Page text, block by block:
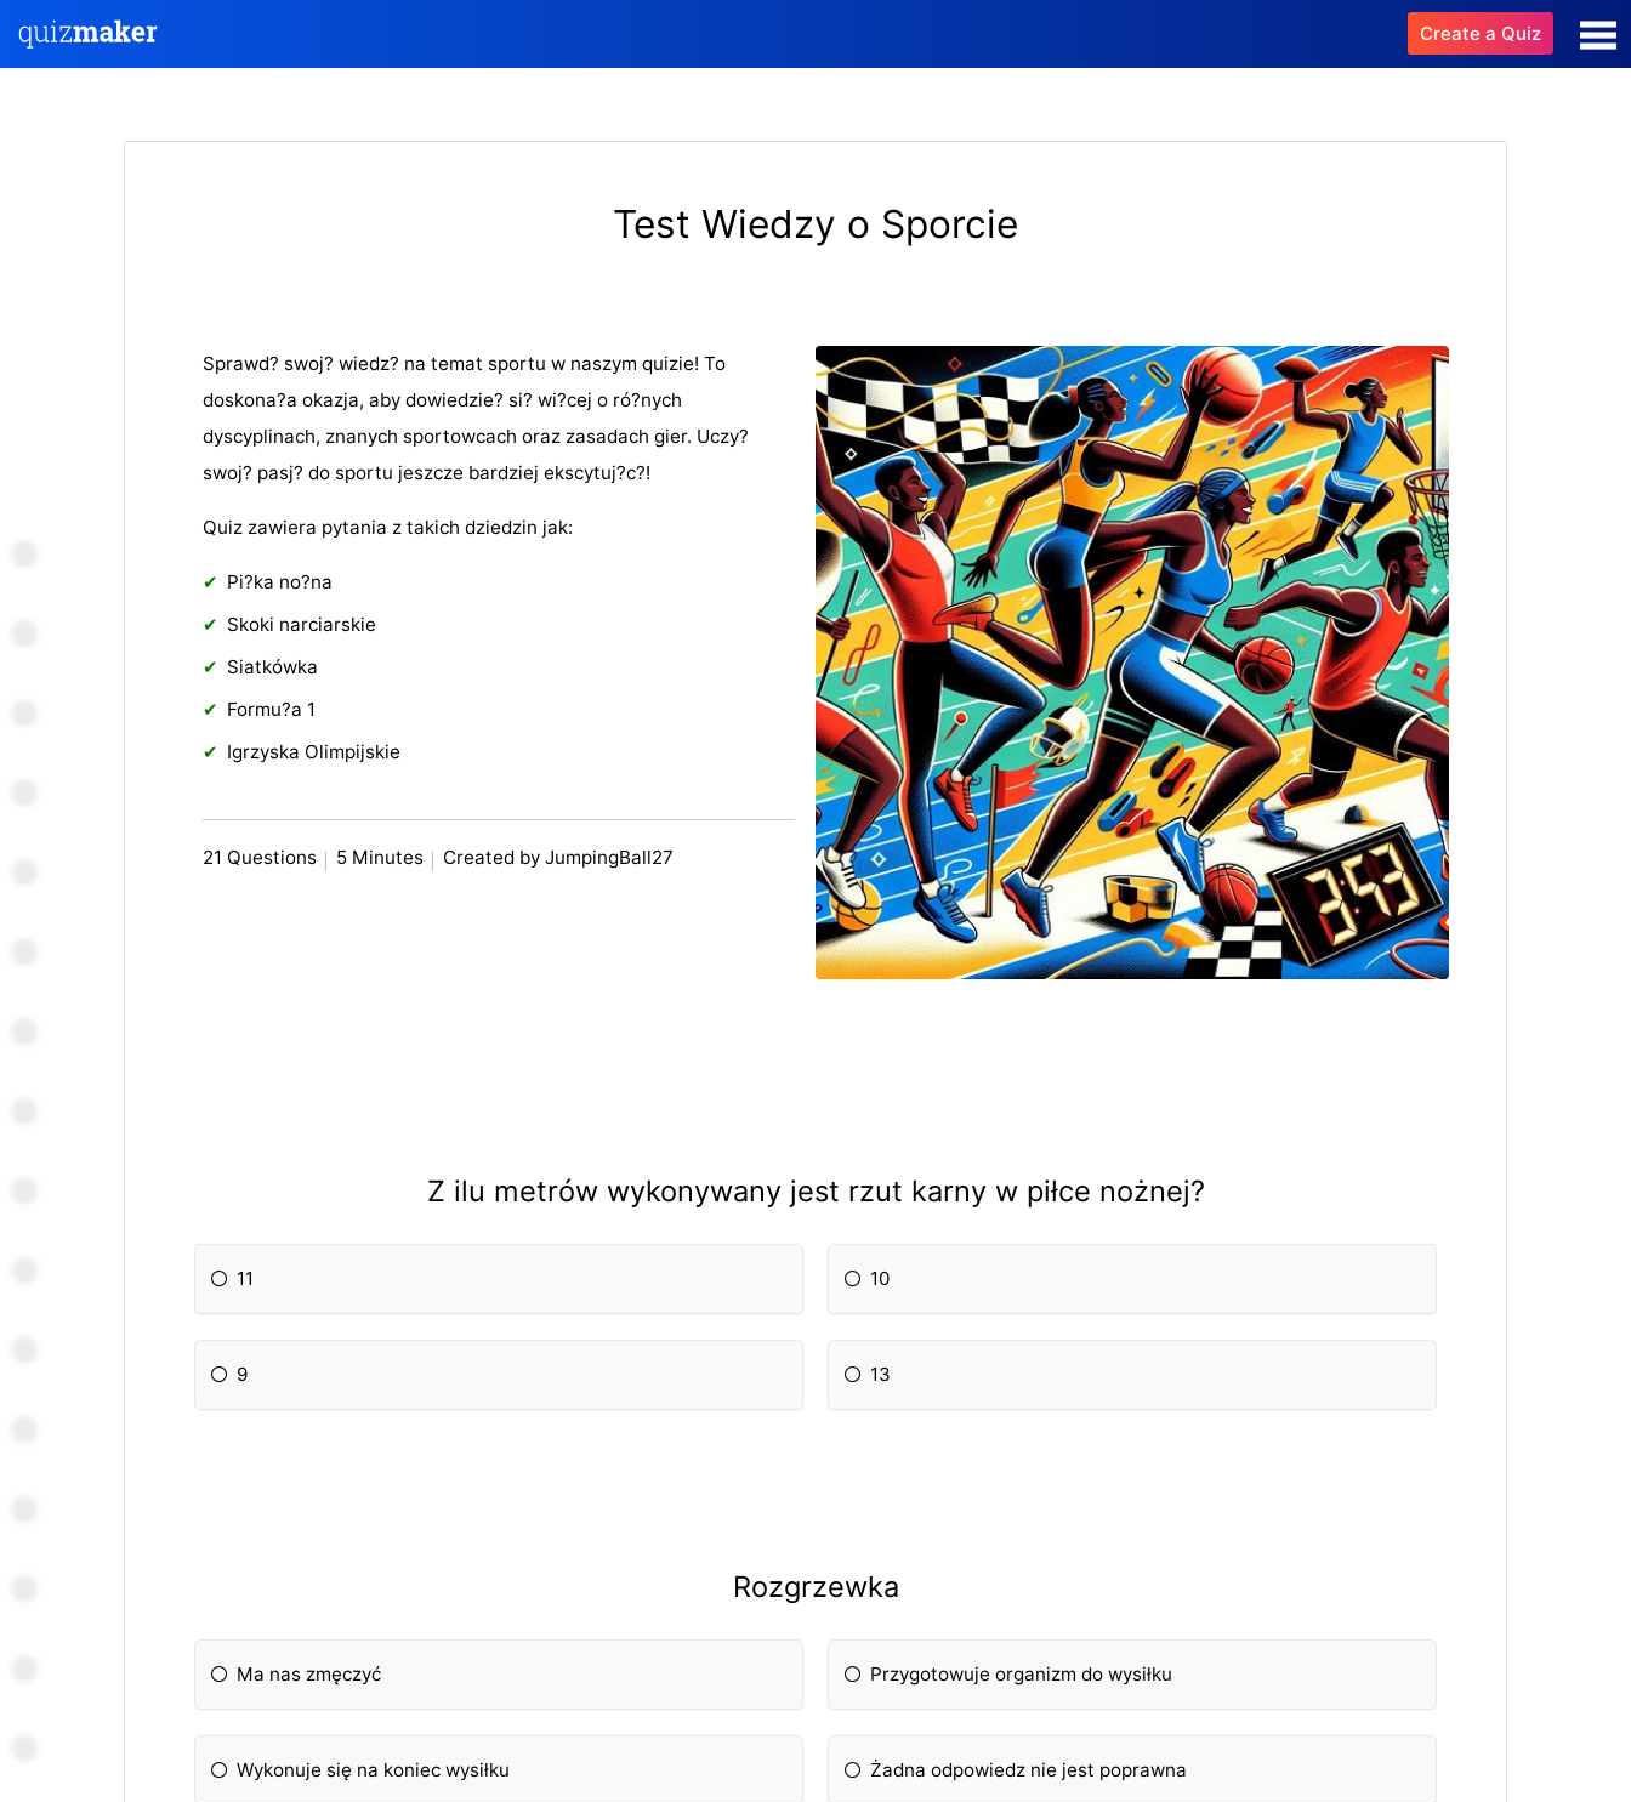
Create a Quiz
Test Wiedzy o Sporcie
Sprawd? swoj? wiedz? na temat sportu w naszym quizie! To
doskona?a okazja, aby dowiedzie? si? wi?cej o ró?nych
dyscyplinach, znanych sportowcach oraz zasadach gier. Uczy?
swoj? pasj? do sportu jeszcze bardziej ekscytuj?c?!
Quiz zawiera pytania z takich dziedzin jak:
Pi?ka no?na
Skoki narciarskie
Siatkówka
Formu?a 1
Igrzyska Olimpijskie
21 Questions 5 Minutes Created by JumpingBall27
Z ilu metrów wykonywany jest rzut karny w piłce nożnej?
11 10
9 13
Rozgrzewka
Ma nas zmęczyć Przygotowuje organizm do wysiłku
Wykonuje się na koniec wysiłku Żadna odpowiedz nie jest poprawna